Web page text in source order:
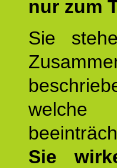
nur zum
Sie
welche
Sie